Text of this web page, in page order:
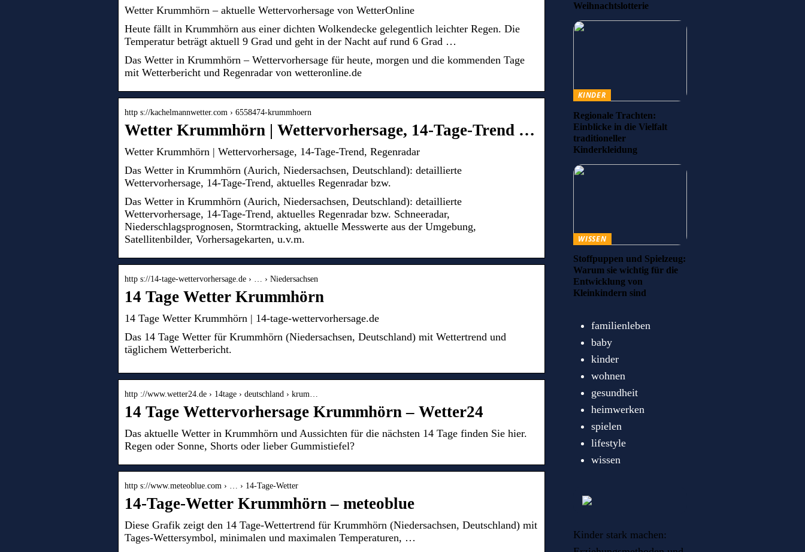
Wetter Krummhörn – aktuelle Wettervorhersage von WetterOnline
Heute fällt in Krummhörn aus einer dichten Wolkendecke gelegentlich leichter Regen. Die
Temperatur beträgt aktuell 9 Grad und geht in der Nacht auf rund 6 Grad …
Das Wetter in Krummhörn – Wettervorhersage für heute, morgen und die kommenden Tage
mit Wetterbericht und Regenradar von wetteronline.de
http s://kachelmannwetter.com › 6558474-krummhoern
Wetter Krummhörn | Wettervorhersage, 14-Tage-Trend …
Wetter Krummhörn | Wettervorhersage, 14-Tage-Trend, Regenradar
Das Wetter in Krummhörn (Aurich, Niedersachsen, Deutschland): detaillierte
Wettervorhersage, 14-Tage-Trend, aktuelles Regenradar bzw.
Das Wetter in Krummhörn (Aurich, Niedersachsen, Deutschland): detaillierte
Wettervorhersage, 14-Tage-Trend, aktuelles Regenradar bzw. Schneeradar,
Niederschlagsprognosen, Stormtracking, aktuelle Messwerte aus der Umgebung,
Satellitenbilder, Vorhersagekarten, u.v.m.
http s://14-tage-wettervorhersage.de › … › Niedersachsen
14 Tage Wetter Krummhörn
14 Tage Wetter Krummhörn | 14-tage-wettervorhersage.de
Das 14 Tage Wetter für Krummhörn (Niedersachsen, Deutschland) mit Wettertrend und
täglichem Wetterbericht.
http ://www.wetter24.de › 14tage › deutschland › krum…
14 Tage Wettervorhersage Krummhörn – Wetter24
Das aktuelle Wetter in Krummhörn und Aussichten für die nächsten 14 Tage finden Sie hier.
Regen oder Sonne, Shorts oder lieber Gummistiefel?
http s://www.meteoblue.com › … › 14-Tage-Wetter
14-Tage-Wetter Krummhörn – meteoblue
Diese Grafik zeigt den 14 Tage-Wettertrend für Krummhörn (Niedersachsen, Deutschland) mit
Tages-Wettersymbol, minimalen und maximalen Temperaturen, …
Weihnachtslotterie
KINDER
Regionale Trachten:
Einblicke in die Vielfalt
traditioneller
Kinderkleidung
WISSEN
Stoffpuppen und Spielzeug:
Warum sie wichtig für die
Entwicklung von
Kleinkindern sind
familienleben
baby
kinder
wohnen
gesundheit
heimwerken
spielen
lifestyle
wissen
Kinder stark machen: